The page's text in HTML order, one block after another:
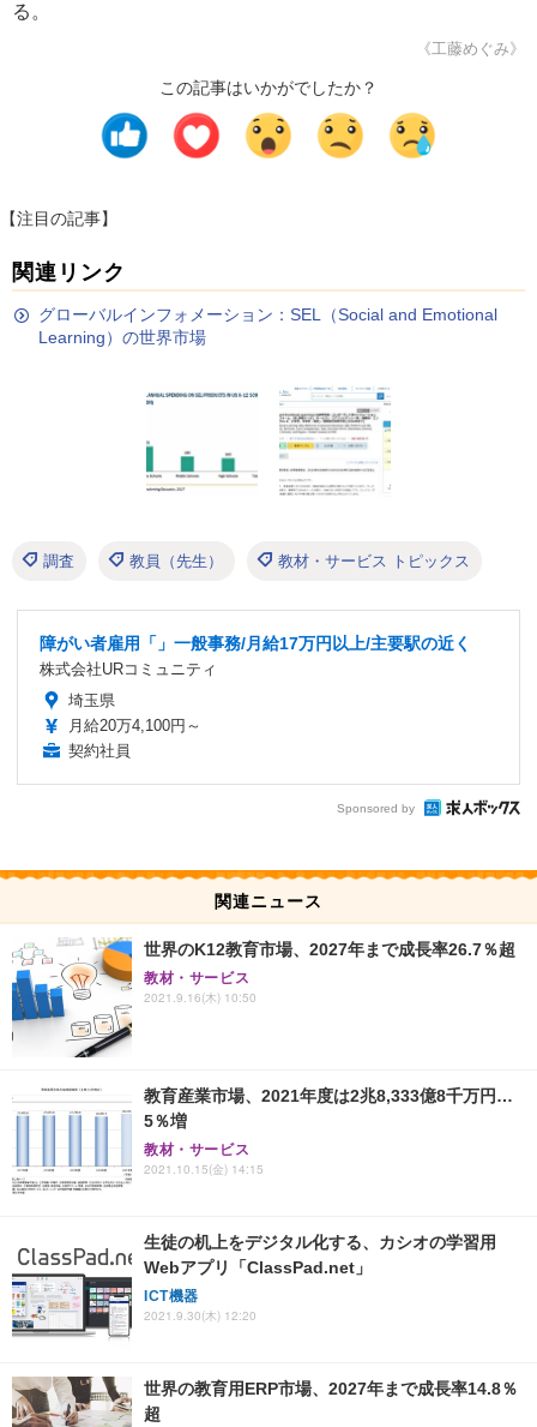
る。
《工藤めぐみ》
この記事はいかがでしたか？
【注目の記事】
関連リンク
グローバルインフォメーション：SEL（Social and Emotional
Learning）の世界市場
調査 教員（先生） 教材・サービス トピックス
障がい者雇用「」一般事務/月給17万円以上/主要駅の近く
株式会社URコミュニティ
埼玉県
月給20万4,100円～
契約社員
Sponsored by
関連ニュース
世界のK12教育市場、2027年まで成長率26.7％超
教材・サービス
2021.9.16(木) 10:50
教育産業市場、2021年度は2兆8,333億8千万円…
5％増
教材・サービス
2021.10.15(金) 14:15
生徒の机上をデジタル化する、カシオの学習用
Webアプリ「ClassPad.net」
ICT機器
2021.9.30(木) 12:20
世界の教育用ERP市場、2027年まで成長率14.8％
超